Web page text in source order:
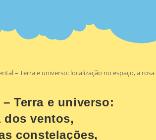
– Terra e universo: localização no espaço, a
Terra e universo:
dos ventos,
constelações,